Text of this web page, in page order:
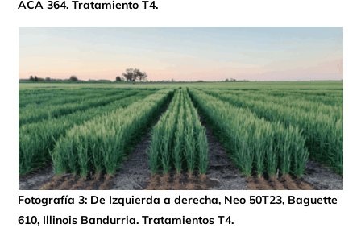
ACA 364. Tratamiento T4.
Fotografía 3: De Izquierda a derecha, Neo 50T23, Baguette
610, Illinois Bandurria. Tratamientos T4.